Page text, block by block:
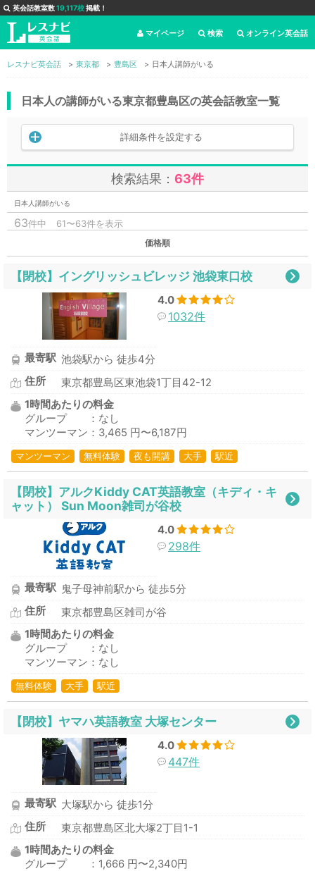
英会話教室数19,117校掲載！
オンライン英会話
検索
マイページ
レスナビ英会話 東京都 豊島区 日本人講師がいる
日本人の講師がいる東京都豊島区の英会話教室一覧
詳細条件を設定する
検索結果： 63件
日本人講師がいる
63件中 61〜63件を表示
価格順
【閉校】イングリッシュビレッジ 池袋東口校
4.0
1032件
最寄駅 池袋駅から 徒歩4分
住所
東京都豊島区東池袋1丁目42-12
1時間あたりの料金
グループ ：なし
マンツーマン：3,465 円〜6,187円
マンツーマン 無料体験 夜も開講 大手 駅近
【閉校】アルクKiddy CAT英語教室（キディ・キ
ャット） Sun Moon雑司が谷校
4.0
298件
最寄駅 鬼子母神前駅から 徒歩5分
住所
東京都豊島区雑司が谷
1時間あたりの料金
グループ ：なし
マンツーマン：なし
無料体験 大手 駅近
【閉校】ヤマハ英語教室 大塚センター
4.0
447件
最寄駅 大塚駅から 徒歩1分
住所
東京都豊島区北大塚2丁目1-1
1時間あたりの料金
グループ ：1,666 円〜2,340円